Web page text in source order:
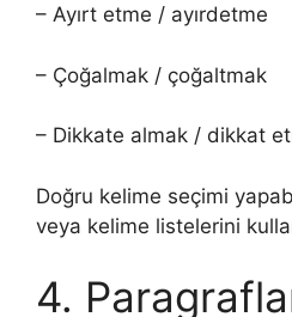
– Ayırt etme / ayırdetme
– Çoğalmak / çoğaltmak
– Dikkate almak / dikkat
Doğru kelime seçimi
veya kelime listelerini
4.